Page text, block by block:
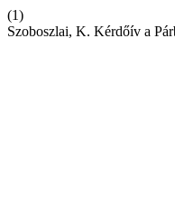
(1)
Szoboszlai, K. Kérdőív a